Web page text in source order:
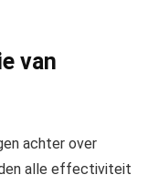
van
achter over
alle effectiviteit